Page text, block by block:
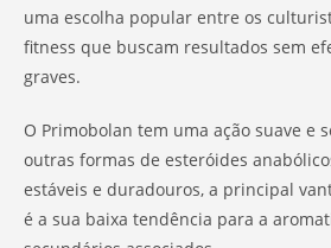
uma escolha popular entre os
fitness que buscam resultados sem
graves.
O Primobolan tem uma ação suave e
outras formas de esteróides
estáveis e duradouros, a principal
é a sua baixa tendência para a